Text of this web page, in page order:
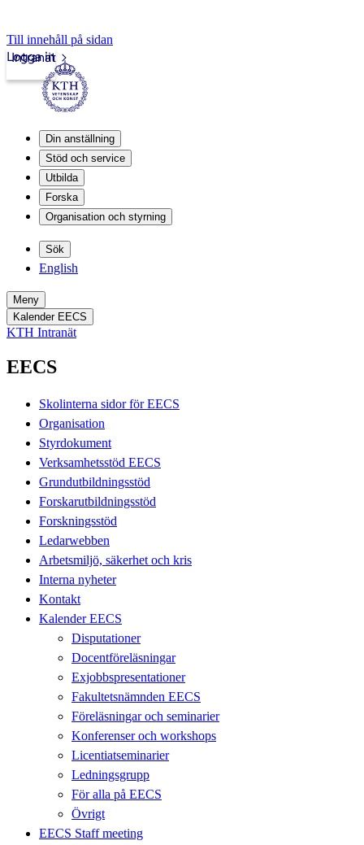
Till innehåll på sidan
Intranät
Logga in
Din anställning
Stöd och service
Utbilda
Forska
Organisation och styrning
Sök
English
Meny
Kalender EECS
KTH Intranät
EECS
Skolinterna sidor för EECS
Organisation
Styrdokument
Verksamhetsstöd EECS
Grundutbildningsstöd
Forskarutbildningsstöd
Forskningsstöd
Ledarwebben
Arbetsmiljö, säkerhet och kris
Interna nyheter
Kontakt
Kalender EECS
Disputationer
Docentföreläsningar
Exjobbspresentationer
Fakultetsnämnden EECS
Föreläsningar och seminarier
Konferenser och workshops
Licentiatseminarier
Ledningsgrupp
För alla på EECS
Övrigt
EECS Staff meeting